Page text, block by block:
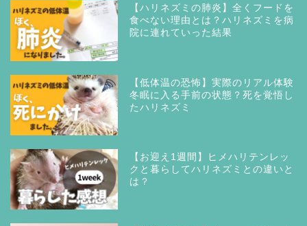
【ハリネズミの肺炎】全くフードを
食べない理由とは？ハリネズミを病
院に連れていった結果
【低体温の恐怖】実際のリアル体験
冬眠に入る手前の状態？死を覚悟し
たハリネズミ
【お迎え1週間】ヒメハリテンレッ
クと暮らしてハリネズミとの違いと
は？